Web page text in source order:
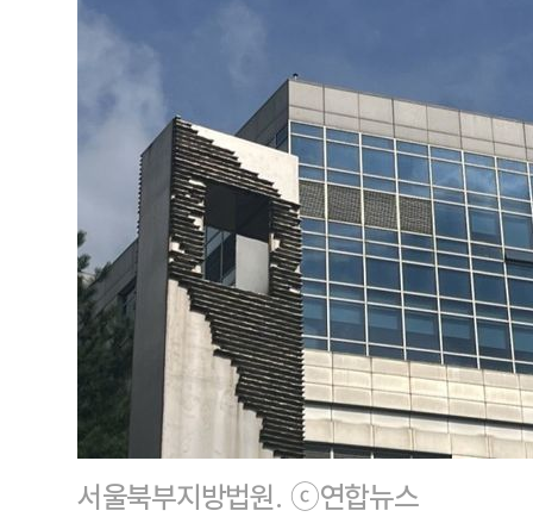
서울북부지방법원. ⓒ연합뉴스